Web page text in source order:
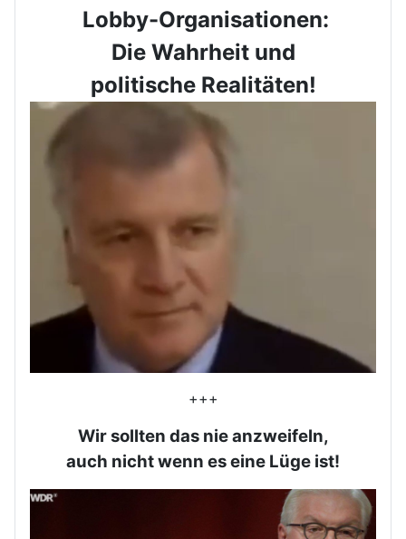
Lobby-Organisationen:
Die Wahrheit und
politische Realitäten!
+++
Wir sollten das nie anzweifeln,
auch nicht wenn es eine Lüge ist!